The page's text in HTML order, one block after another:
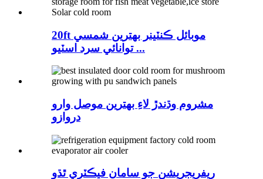
20ft موبائل ڪنٽينر بهترين شمسي
توانائي سرد ​​اسٽيو ...
مشروم وڌندڙ لاءِ بهترين موصل وارو
دروازو
ريفريجريشن جو سامان فيڪٽري ٿڌو